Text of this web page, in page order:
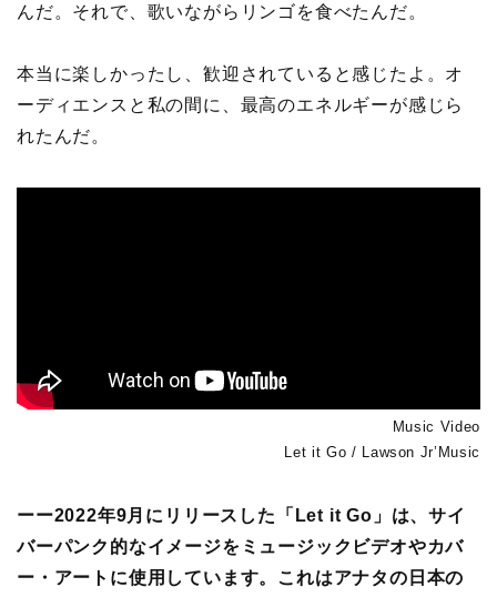
んだ。それで、歌いながらリンゴを食べたんだ。
本当に楽しかったし、歓迎されていると感じたよ。オ
ーディエンスと私の間に、最高のエネルギーが感じら
れたんだ。
Music Video
Let it Go / Lawson Jr’Music
ーー2022年9月にリリースした「Let it Go」は、サイ
バーパンク的なイメージをミュージックビデオやカバ
ー・アートに使用しています。これはアナタの日本の